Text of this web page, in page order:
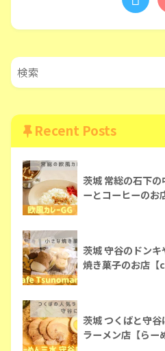
Recent Posts
茨城 常総の石下
ーとコーヒーのお
茨城 守谷のドン
焼き菓子のお店
茨城 つくばと守
ラーメン店【らー